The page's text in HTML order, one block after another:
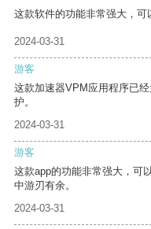
这款软件的功能非常强大，可
2024-03-31
游客
这款加速器VPM应用程序已
护。
2024-03-31
游客
这款app的功能非常强大，可
中游刃有余。
2024-03-31